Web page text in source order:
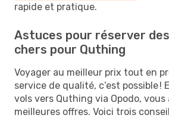
rapide et pratique.
Astuces pour réserver
chers pour Quthing
Voyager au meilleur prix tout en
service de qualité, c’est possible !
vols vers Quthing via Opodo, vous
meilleures offres. Voici trois